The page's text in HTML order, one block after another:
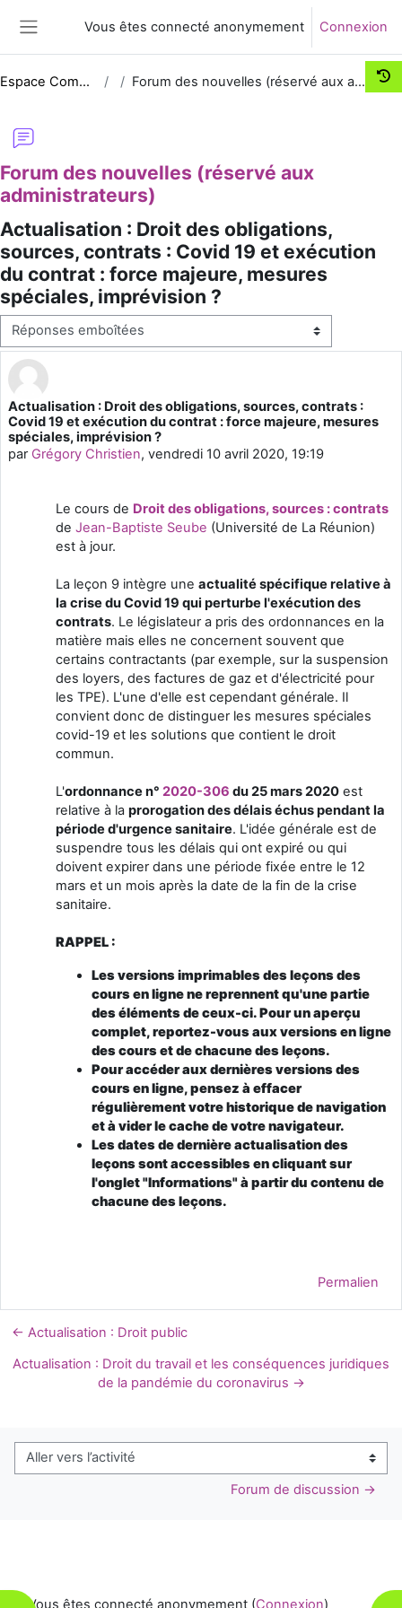
Vous êtes connecté anonymement Connexion
Espace Comm UNJF Forum des nouvelles (réservé aux administrateurs)
Forum des nouvelles (réservé aux
administrateurs)
Actualisation : Droit des obligations,
sources, contrats : Covid 19 et exécution
du contrat : force majeure, mesures
spéciales, imprévision ?
Type d’affichage
Actualisation : Droit des obligations, sources, contrats :
Covid 19 et exécution du contrat : force majeure, mesures
spéciales, imprévision ?
par Grégory Christien, vendredi 10 avril 2020, 19:19
Nombre de réponses : 0
Le cours de Droit des obligations, sources : contrats
de Jean-Baptiste Seube (Université de La Réunion)
est à jour.
La leçon 9 intègre une actualité spécifique relative à
la crise du Covid 19 qui perturbe l'exécution des
contrats. Le législateur a pris des ordonnances en la
matière mais elles ne concernent souvent que
certains contractants (par exemple, sur la suspension
des loyers, des factures de gaz et d'électricité pour
les TPE). L'une d'elle est cependant générale. Il
convient donc de distinguer les mesures spéciales
covid-19 et les solutions que contient le droit
commun.
L'ordonnance n° 2020-306 du 25 mars 2020 est
relative à la prorogation des délais échus pendant la
période d'urgence sanitaire. L'idée générale est de
suspendre tous les délais qui ont expiré ou qui
doivent expirer dans une période fixée entre le 12
mars et un mois après la date de la fin de la crise
sanitaire.
RAPPEL :
Les versions imprimables des leçons des
cours en ligne ne reprennent qu'une partie
des éléments de ceux-ci. Pour un aperçu
complet, reportez-vous aux versions en ligne
des cours et de chacune des leçons.
Pour accéder aux dernières versions des
cours en ligne, pensez à effacer
régulièrement votre historique de navigation
et à vider le cache de votre navigateur.
Les dates de dernière actualisation des
leçons sont accessibles en cliquant sur
l'onglet "Informations" à partir du contenu de
chacune des leçons.
Permalien
← Actualisation : Droit public
Actualisation : Droit du travail et les conséquences juridiques
de la pandémie du coronavirus →
Aller vers l’activité
Forum de discussion →
Vous êtes connecté anonymement (Connexion)